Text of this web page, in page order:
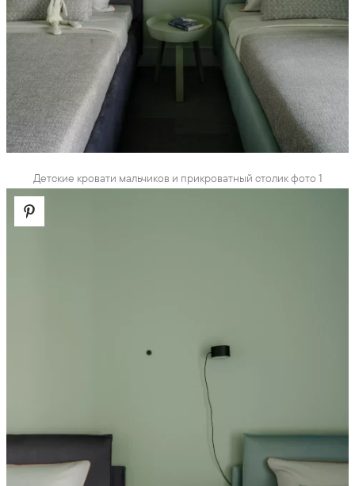
Детские кровати мальчиков и прикроватный столик фото 1